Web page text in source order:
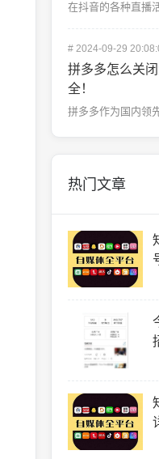
#2024-09-29
拼多多怎么关
全！
热门文章